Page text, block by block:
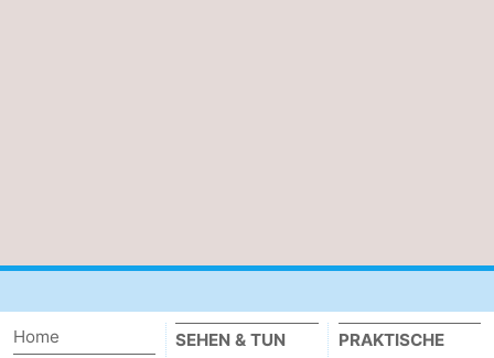
Wandern
-
Home
SEHEN & TUN
PRAKTISCHE